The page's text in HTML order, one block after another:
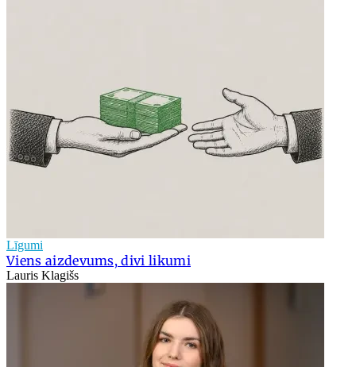
Līgumi
Viens aizdevums, divi likumi
Lauris Klagišs